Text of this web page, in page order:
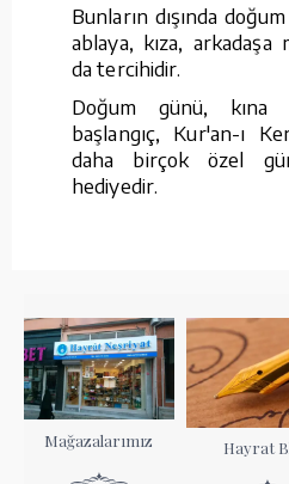
Bunların dışında
ablaya, kıza, arkadaşa
da tercihidir.
Doğum günü, kına
başlangıç, Kur'an-ı
daha birçok özel
hediyedir.
Mağazalarımız Hayrat